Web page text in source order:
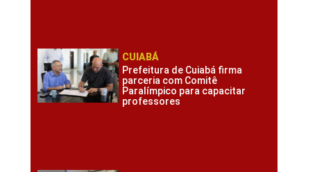
CUIABÁ
Prefeitura de Cuiabá firma
parceria com Comitê
Paralímpico para capacitar
professores